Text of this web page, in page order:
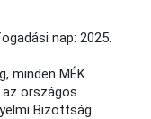
nap: 2025.
minden MÉK
országos
Bizottság